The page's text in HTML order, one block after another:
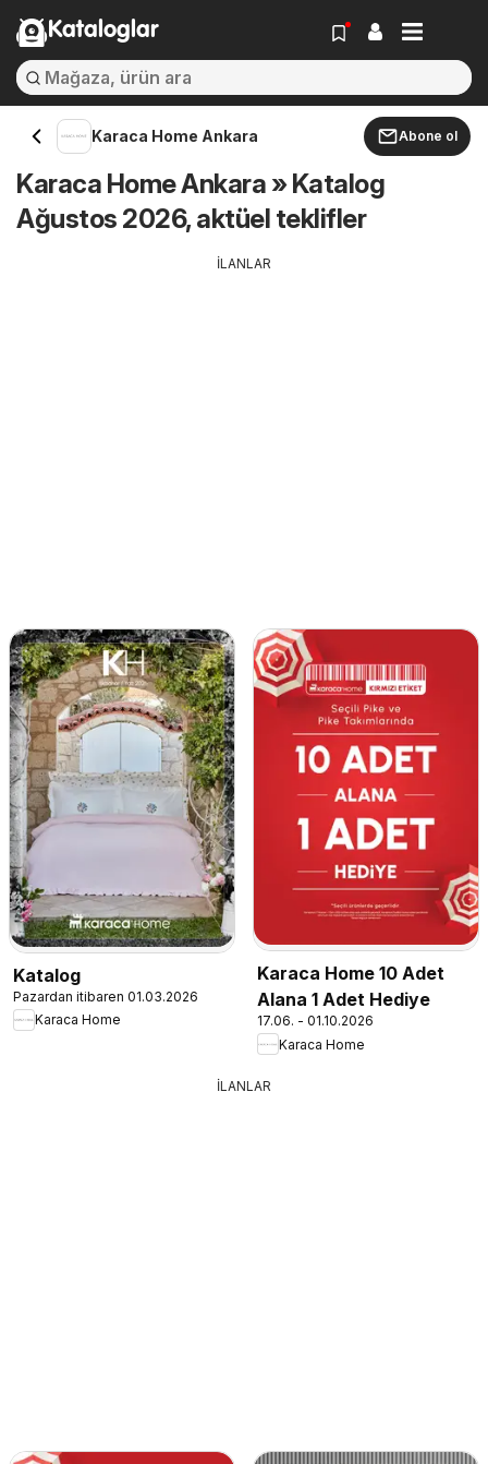
Kataloglar
Karaca Home Ankara Abone ol
Karaca Home Ankara » Katalog
Ağustos 2026, aktüel teklifler
İLANLAR
Katalog
Pazardan itibaren 01.03.2026
Karaca Home
Karaca Home 10 Adet
Alana 1 Adet Hediye
17.06. - 01.10.2026
Karaca Home
İLANLAR